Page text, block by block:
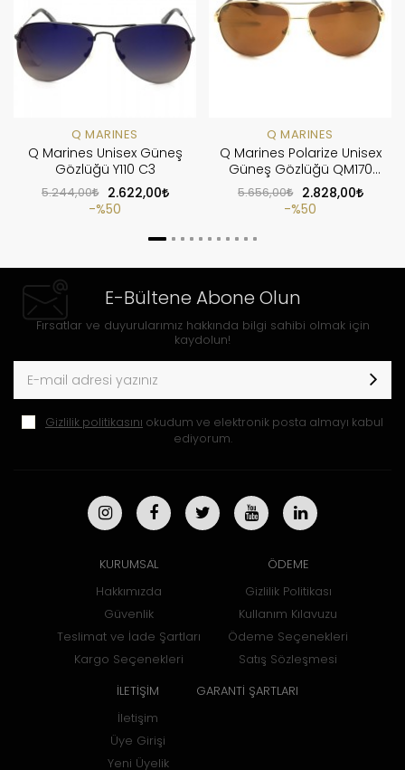
Q MARINES
Q Marines Unisex Güneş
Gözlüğü Y110 C3
5.244,00
2.622,00
%50
Q MARINES
Q Marines Polarize Unisex
Güneş Gözlüğü QM170
C01
5.656,00
2.828,00
%50
E-Bültene Abone Olun
Fırsatlar ve duyurularımız hakkında bilgi sahibi olmak için
kaydolun!
Gizlilik politikasını okudum ve elektronik posta almayı kabul
ediyorum.
KURUMSAL
Hakkımızda
Güvenlik
Teslimat ve İade Şartları
Kargo Seçenekleri
ÖDEME
Gizlilik Politikası
Kullanım Kılavuzu
Ödeme Seçenekleri
Satış Sözleşmesi
İLETİŞİM
İletişim
Üye Girişi
Yeni Üyelik
GARANTİ ŞARTLARI